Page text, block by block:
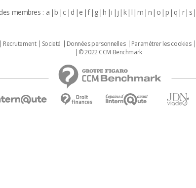
membres : a b c d e f g h i j k l m n o p q r s
Recrutement Societé Données personnelles Paramétrer les cookies
© 2022 CCM Benchmark